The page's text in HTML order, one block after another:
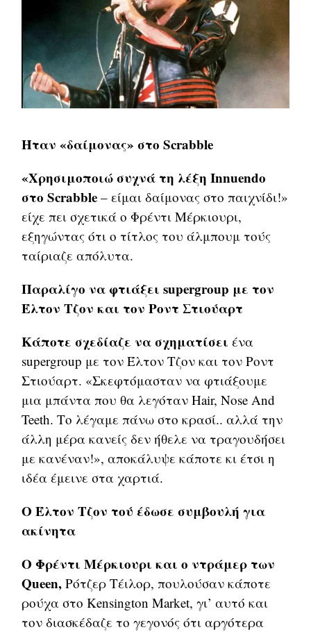
Ήταν «δαίμονας» στο Scrabble
«Χρησιμοποιώ συχνά τη λέξη Innuendo
στο Scrabble – είμαι δαίμονας στο παιχνίδι!»
είχε πει σχετικά ο Φρέντι Μέρκιουρι,
εξηγώντας ότι ο τίτλος του άλμπουμ τούς
ταίριαζε απόλυτα.
Παραλίγο να φτιάξει supergroup με τον
Έλτον Τζον και τον Ροντ Στιούαρτ
Κάποτε σχεδίαζε να σχηματίσει ένα
supergroup με τον Έλτον Τζον και τον Ροντ
Στιούαρτ. «Σκεφτόμασταν να φτιάξουμε
μια μπάντα που θα λεγόταν Hair, Nose And
Teeth. Το λέγαμε πάνω στο κρασί.. αλλά την
άλλη μέρα κανείς δεν ήθελε να τραγουδήσει
με κανέναν!», αποκάλυψε κάποτε κι έτσι η
ιδέα έμεινε στα χαρτιά.
Ο Έλτον Τζον τού έδωσε συμβουλή για
ακίνητα
Ο Φρέντι Μέρκιουρι και ο ντράμερ των
Queen, Ρότζερ Τέιλορ, πουλούσαν κάποτε
ρούχα στο Kensington Market, γι’ αυτό και
τον διασκέδαζε το γεγονός ότι αργότερα